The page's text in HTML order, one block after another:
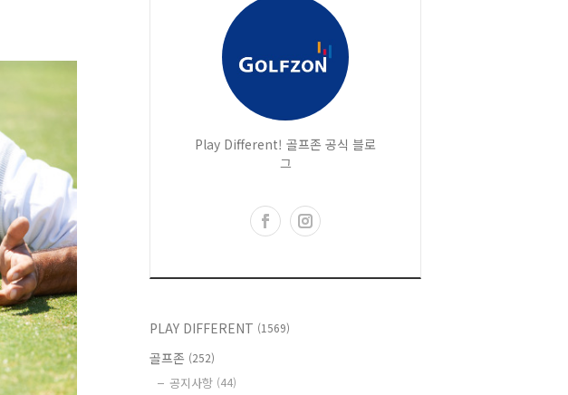
Play Different! 골프존 공식 블로
그
PLAY DIFFERENT (1569)
골프존 (252)
공지사항 (44)